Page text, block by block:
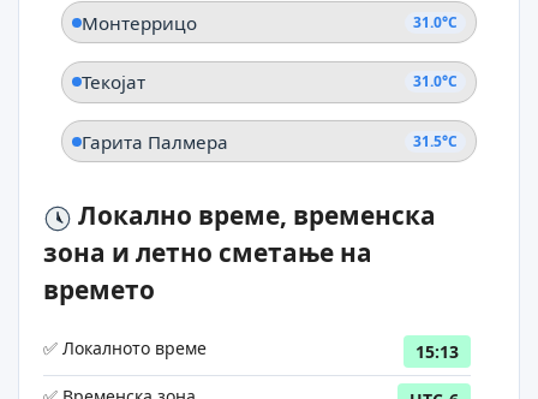
Монтеррицо 31.0°C
Текојат 31.0°C
Гарита Палмера 31.5°C
Локално време, временска
зона и летно сметање на
времето
✅ Локалното време
15:13